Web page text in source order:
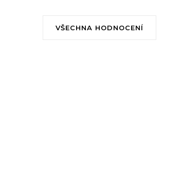
VŠECHNA HODNOCENÍ